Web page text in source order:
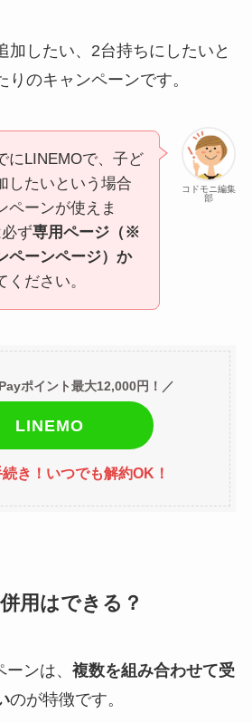
加したい、2台持ちにしたいと
りのキャンペーンです。
コドモニ編集
部
にLINEMOで、子ど
したいという場合
ペーンが使えま
ず専用ページ（※
ペーンページ）か
ください。
ポイント最大12,000円！／
LINEMO
き！いつでも解約OK！
用はできる？
ンは、 複数を組み合わせて受
のが特徴です。